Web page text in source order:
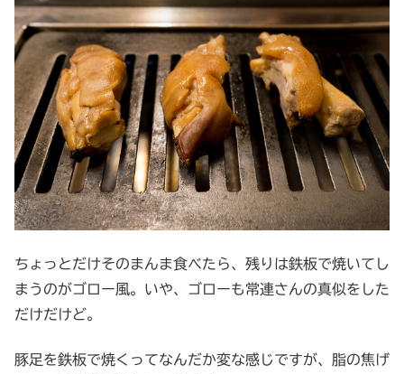
ちょっとだけそのまんま食べたら、残りは鉄板で焼いてし
まうのがゴロー風。いや、ゴローも常連さんの真似をした
だけだけど。
豚足を鉄板で焼くってなんだか変な感じですが、脂の焦げ